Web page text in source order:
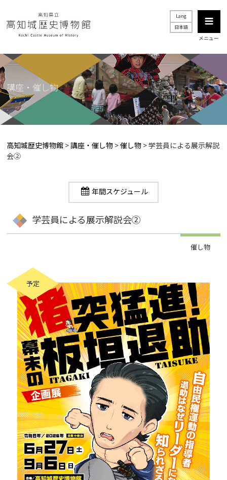
Lang
日本語
メニュー
講座・催し物
高知城歴史博物館 >講座・催し物 >催し物 >学芸員による展示解説
会②
年間スケジュール
学芸員による展示解説会②
催し物
予定